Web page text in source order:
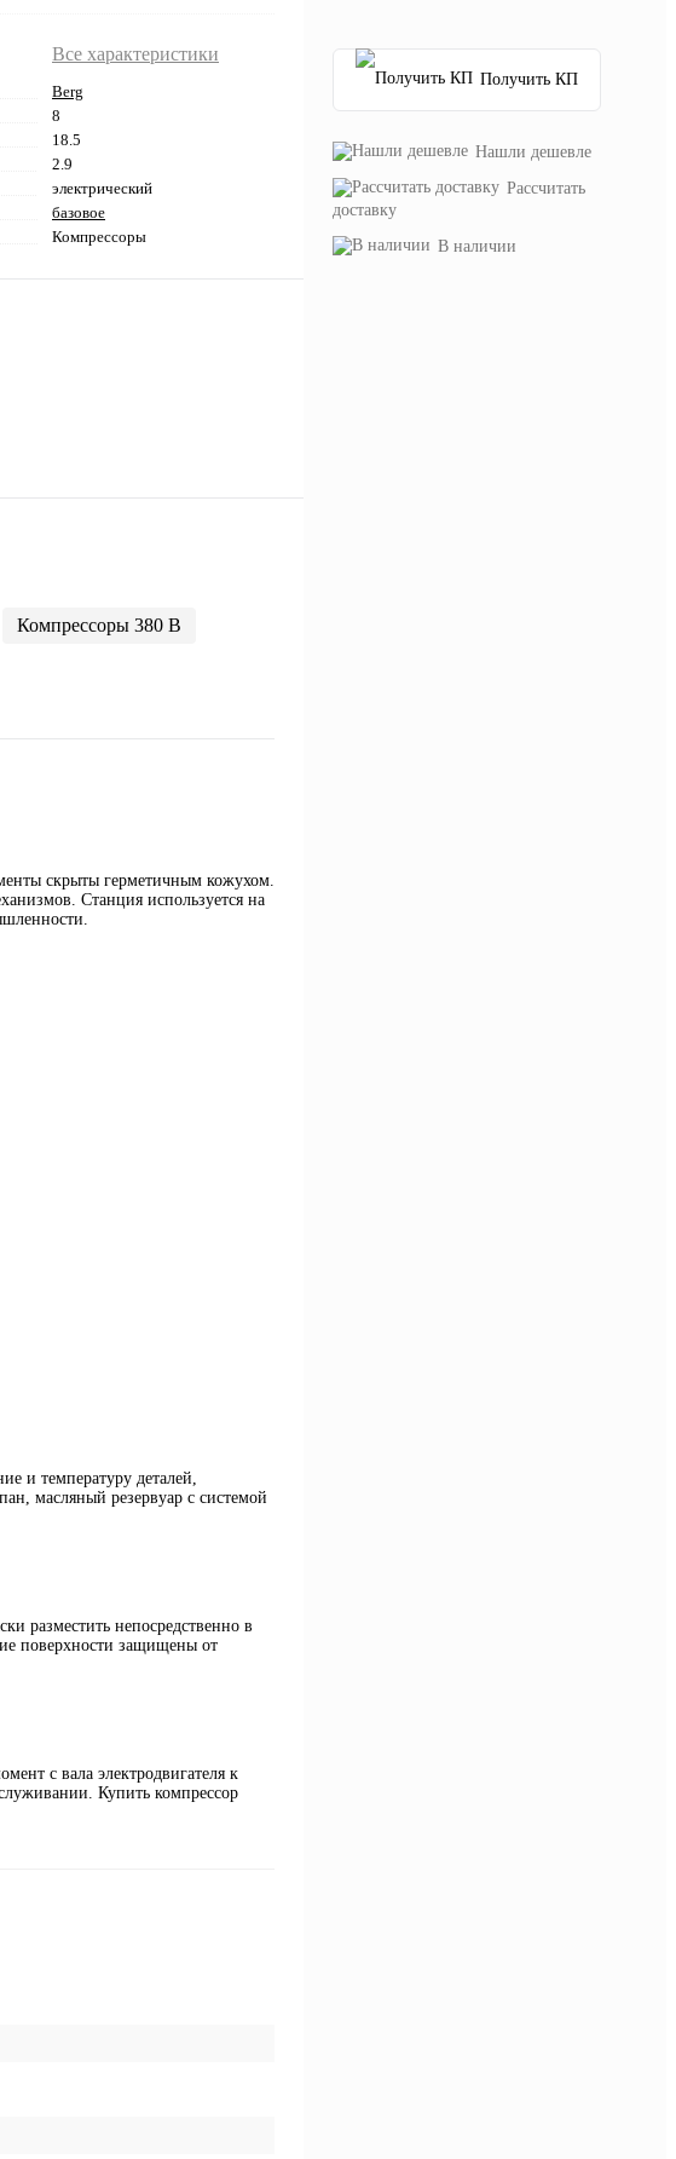
Все характеристики
Berg
8
18.5
2.9
электрический
базовое
Компрессоры
Компрессоры 380 В
скрыты герметичным кожухом.
Станция используется на
и температуру деталей,
масляный резервуар с системой
разместить непосредственно в
поверхности защищены от
с вала электродвигателя к
Купить компрессор
Получить КП
Нашли дешевле
Рассчитать
доставку
В наличии